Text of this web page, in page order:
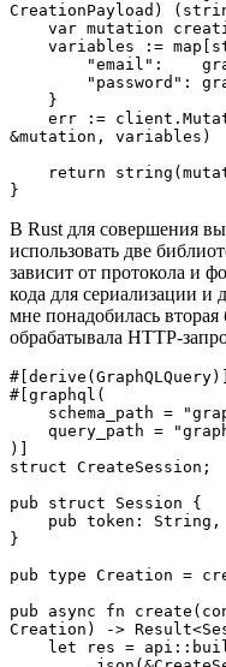
CreationPayload)
&mutation, variables)
}
В Rust для совершения
использовать две
зависит от протокола и
кода для сериализации
мне понадобилась вторая
обрабатывала HTTP-
#[derive(GraphQLQuery)]
#[graphql(
)]
struct CreateSession;
pub struct Session {
}
pub type Creation =
pub async fn
Creation) ->